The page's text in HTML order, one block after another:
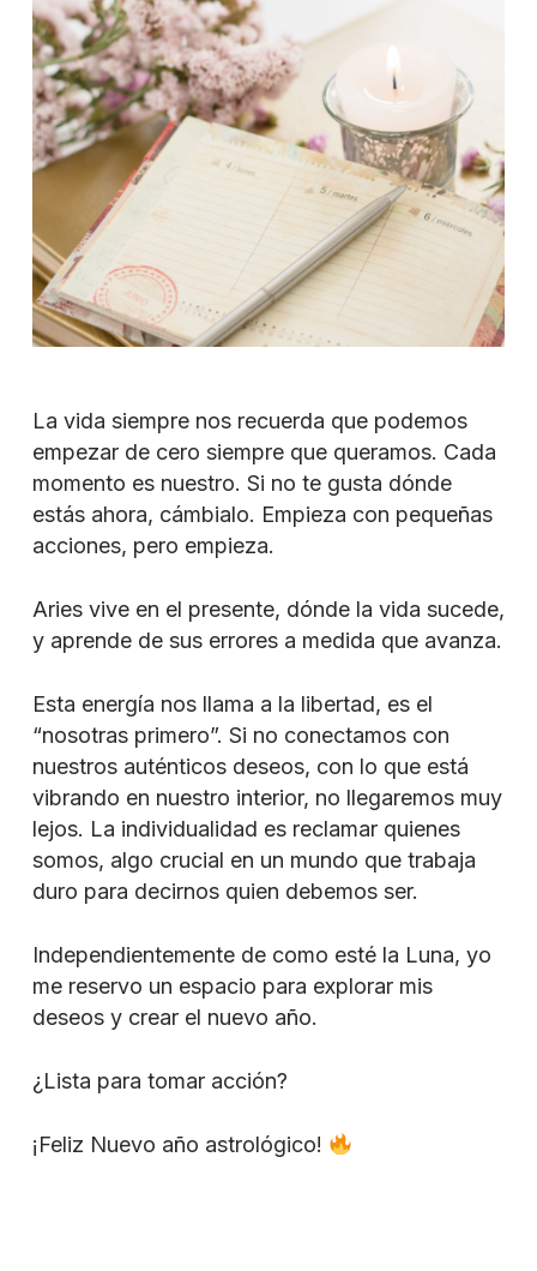
La vida siempre nos recuerda que podemos
empezar de cero siempre que queramos. Cada
momento es nuestro. Si no te gusta dónde
estás ahora, cámbialo. Empieza con pequeñas
acciones, pero empieza.
Aries vive en el presente, dónde la vida sucede,
y aprende de sus errores a medida que avanza.
Esta energía nos llama a la libertad, es el
“nosotras primero”. Si no conectamos con
nuestros auténticos deseos, con lo que está
vibrando en nuestro interior, no llegaremos muy
lejos. La individualidad es reclamar quienes
somos, algo crucial en un mundo que trabaja
duro para decirnos quien debemos ser.
Independientemente de como esté la Luna, yo
me reservo un espacio para explorar mis
deseos y crear el nuevo año.
¿Lista para tomar acción?
¡Feliz Nuevo año astrológico!